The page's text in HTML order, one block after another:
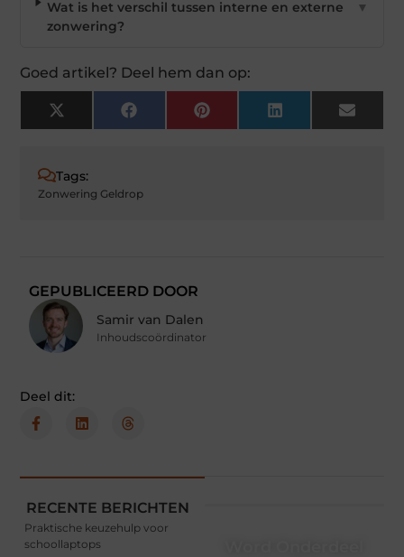
Wat is het verschil tussen interne en externe
zonwering?
▼
Goed artikel? Deel hem dan op:
X
(Twitter)
Facebook Pinterest LinkedIn Email
Tags:
Zonwering Geldrop
GEPUBLICEERD DOOR
Samir van Dalen
Inhoudscoördinator
Deel dit:
RECENTE BERICHTEN
Praktische keuzehulp voor
schoollaptops